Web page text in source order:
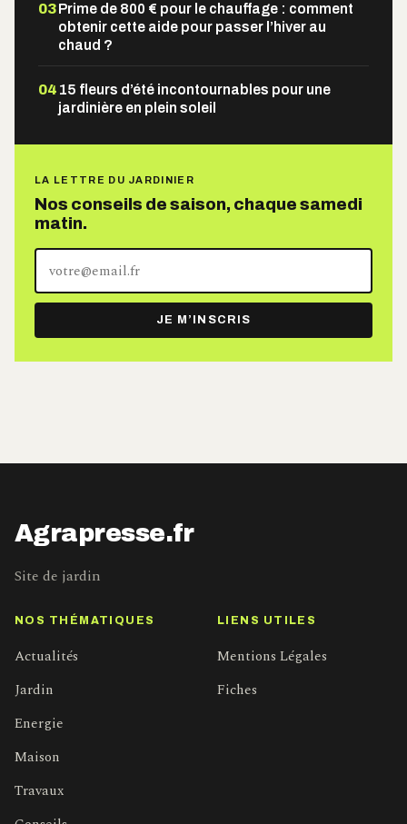
03Prime de 800 € pour le chauffage : comment
obtenir cette aide pour passer l’hiver au
chaud ?
04 15 fleurs d’été incontournables pour une
jardinière en plein soleil
LA LETTRE DU JARDINIER
Nos conseils de saison, chaque samedi
matin.
adresse
e-
mail
JE M’INSCRIS
Agrapresse.fr
Site de jardin
NOS THÉMATIQUES
Actualités
Jardin
Energie
Maison
Travaux
LIENS UTILES
Mentions Légales
Fiches